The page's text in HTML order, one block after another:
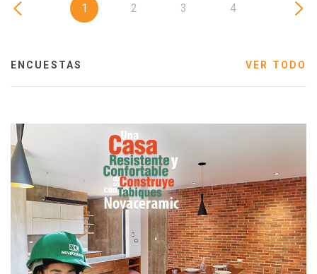
1 2 3 4
ENCUESTAS VER TODO